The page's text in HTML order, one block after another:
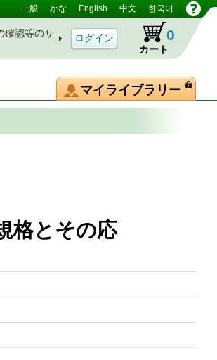
一般 かな English 中文 한국어
確認等のサ
カート
0
マイライブラリー
とその応